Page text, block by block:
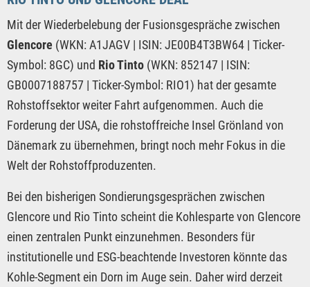
Mit der Wiederbelebung der Fusionsgespräche zwischen
Glencore (WKN: A1JAGV | ISIN: JE00B4T3BW64 | Ticker-
Symbol: 8GC) und Rio Tinto (WKN: 852147 | ISIN:
GB0007188757 | Ticker-Symbol: RIO1) hat der gesamte
Rohstoffsektor weiter Fahrt aufgenommen. Auch die
Forderung der USA, die rohstoffreiche Insel Grönland von
Dänemark zu übernehmen, bringt noch mehr Fokus in die
Welt der Rohstoffproduzenten.
Bei den bisherigen Sondierungsgesprächen zwischen
Glencore und Rio Tinto scheint die Kohlesparte von Glencore
einen zentralen Punkt einzunehmen. Besonders für
institutionelle und ESG-beachtende Investoren könnte das
Kohle-Segment ein Dorn im Auge sein. Daher wird derzeit